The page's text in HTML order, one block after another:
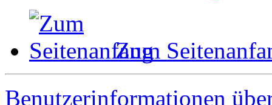
Zum
Benutzerinformationen